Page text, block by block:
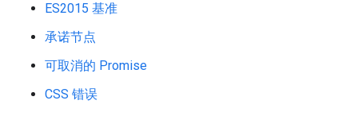
ES2015 基准
承诺节点
可取消的 Promise
CSS 错误